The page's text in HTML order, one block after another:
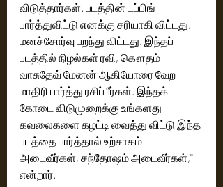
விடுத்தார்கள். படத்தின் டப்பிங்
பார்த்துவிட்டு எனக்கு சரியாகி விட்டது.
மனச்சோர்வு பறந்து விட்டது. இந்தப்
படத்தில் நிழல்கள் ரவி, கௌதம்
வாசுதேவ் மேனன் ஆகியோரை வேற
மாதிரி பார்த்து ரசிப்பீர்கள். இந்தக்
கோடை விடுமுறைக்கு உங்களது
கவலைகளை கழட்டி வைத்து விட்டு இந்த
படத்தை பார்த்தால் உற்சாகம்
அடைவீர்கள், சந்தோஷம் அடைவீர்கள்,''
என்றார்.